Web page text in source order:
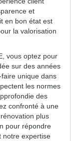
et
en bon état est
la valorisation
vous optez pour
sur des années
unique dans
les normes
des
confronté à une
plus
pour répondre
notre expertise